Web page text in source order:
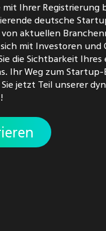
mit Ihrer Registrierung
deutsche
von aktuellen
mit Investoren und
die Sichtbarkeit Ihres
Ihr Weg zum
jetzt Teil unserer